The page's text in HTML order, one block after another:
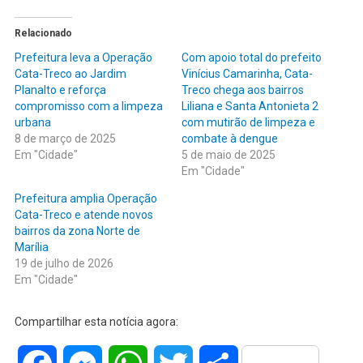
Relacionado
Prefeitura leva a Operação
Cata-Treco ao Jardim
Planalto e reforça
compromisso com a limpeza
urbana
8 de março de 2025
Em "Cidade"
Com apoio total do prefeito
Vinícius Camarinha, Cata-
Treco chega aos bairros
Liliana e Santa Antonieta 2
com mutirão de limpeza e
combate à dengue
5 de maio de 2025
Em "Cidade"
Prefeitura amplia Operação
Cata-Treco e atende novos
bairros da zona Norte de
Marília
19 de julho de 2026
Em "Cidade"
Compartilhar esta notícia agora: